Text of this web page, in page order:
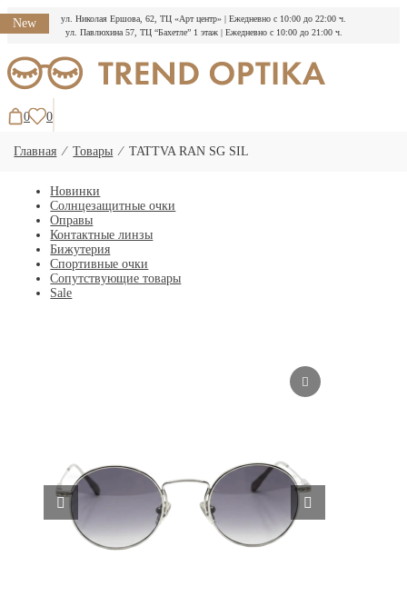
ул. Николая Ершова, 62, ТЦ «Арт центр» | Ежедневно с 10:00 до 22:00 ч.
ул. Павлюхина 57, ТЦ “Бахетле” 1 этаж | Ежедневно с 10:00 до 21:00 ч.
к
содержимому
0 0
Главная ⁄Товары ⁄TATTVA RAN SG SIL
Новинки
Солнцезащитные очки
Оправы
Контактные линзы
Бижутерия
Спортивные очки
Сопутствующие товары
Sale
New